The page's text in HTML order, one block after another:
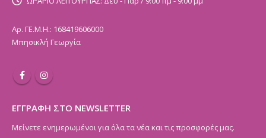
Αρ. ΓΕ.Μ.Η.: 168419606000
Μπησικλή Γεωργία
ΕΓΓΡΑΦΗ ΣΤΟ NEWSLETTER
Μείνετε ενημερωμένοι για όλα τα νέα και τις προσφορές μας.